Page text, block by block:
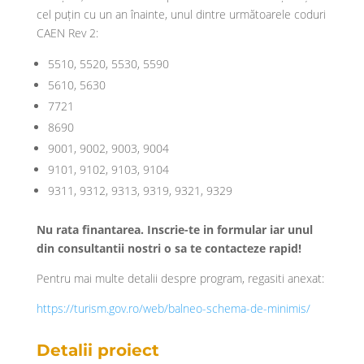
cel puțin cu un an înainte, unul dintre următoarele coduri
CAEN Rev 2:
5510, 5520, 5530, 5590
5610, 5630
7721
8690
9001, 9002, 9003, 9004
9101, 9102, 9103, 9104
9311, 9312, 9313, 9319, 9321, 9329
Nu rata finantarea. Inscrie-te in formular iar unul
din consultantii nostri o sa te contacteze rapid!
Pentru mai multe detalii despre program, regasiti anexat:
https://turism.gov.ro/web/balneo-schema-de-minimis/
Detalii proiect